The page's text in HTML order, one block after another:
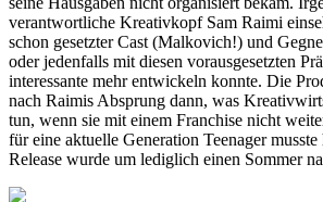
verantwortliche Kreativkopf Sam Raimi
schon gesetzter Cast (Malkovich!) und
oder jedenfalls mit diesen vorausgesetzten
interessante mehr entwickeln konnte. Die
nach Raimis Absprung dann, was
tun, wenn sie mit einem Franchise nicht
für eine aktuelle Generation Teenager musste
Release wurde um lediglich einen Sommer